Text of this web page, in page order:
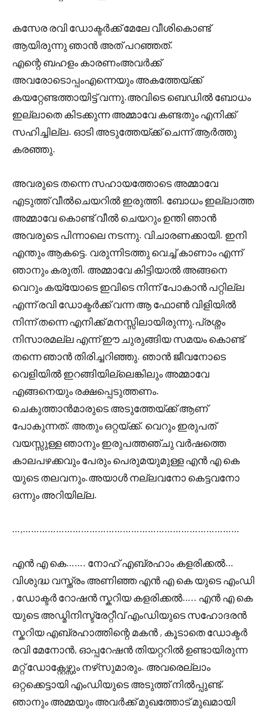
കസേര രവി ഡോക്ടർക്ക് മേലേ വീശികൊണ്ട്
ആയിരുന്നു ഞാൻ അത് പറഞ്ഞത്.
എന്റെ ബഹളം കാരണംഅവർക്ക്
അവരോടൊപ്പംഎന്നെയും അകത്തേയ്ക്ക്
കയറ്റേണ്ടത്തായിട്ട് വന്നു.അവിടെ ബെഡിൽ ബോധം
ഇല്ലാതെ കിടക്കുന്ന അമ്മാവേ കണ്ടതും എനിക്ക്
സഹിച്ചില്ല. ഓടി അടുത്തേയ്ക്ക് ചെന്ന് ആർത്തു
കരഞ്ഞു.
അവരുടെ തന്നെ സഹായത്തോടെ അമ്മാവേ
എടുത്ത് വീൽചെയറിൽ ഇരുത്തി. ബോധം ഇല്ലാത്ത
അമ്മാവേ കൊണ്ട് വീൽ ചെയറും ഉന്തി ഞാൻ
അവരുടെ പിന്നാലെ നടന്നു. വിചാരണക്കായി. ഇനി
എന്തും ആകട്ടെ. വരുന്നിടത്തു വെച്ച് കാണാം എന്ന്
ഞാനും കരുതി. അമ്മാവേ കിട്ടിയാൽ അങ്ങനെ
വെറും കയ്യോടെ ഇവിടെ നിന്ന് പോകാൻ പറ്റില്ല
എന്ന് രവി ഡോക്ടർക്ക് വന്ന ആ ഫോൺ വിളിയിൽ
നിന്ന് തന്നെ എനിക്ക് മനസ്സിലായിരുന്നു.പ്രശ്നം
നിസാരമല്ല എന്ന് ഈ ചുരുങ്ങിയ സമയം കൊണ്ട്
തന്നെ ഞാൻ തിരിച്ചറിഞ്ഞു. ഞാൻ ജീവനോടെ
വെളിയിൽ ഇറങ്ങിയില്ലെങ്കിലും അമ്മാവേ
എങ്ങനെയും രക്ഷപ്പെടുത്തണം.
ചെകുത്താൻമാരുടെ അടുത്തേയ്ക്ക് ആണ്
പോകുന്നത്. അതും ഒറ്റയ്ക്ക്. വെറും ഇരുപത്
വയസ്സുള്ള ഞാനും ഇരുപത്തഞ്ചു വർഷത്തെ
കാലപഴക്കവും പേരും പെരുമയുമുള്ള എൻ എ കെ
യുടെ തലവനും.അയാൾ നല്ലവനോ കെട്ടവനോ
ഒന്നും അറിയില്ല.
…,……………………………………………………………………
എൻ എ കെ……. നോഹ് എബ്രഹാം കളരിക്കൽ…
വിശുദ്ധ വസ്ത്രം അണിഞ്ഞ എൻ എ കെ യുടെ എംഡി
, ഡോക്ടർ റോഷൻ സ്കറിയ കളരിക്കൽ….. എൻ എ കെ
യുടെ അഡ്മിനിസ്ട്രേറ്റീവ് എംഡിയുടെ സഹോദരൻ
സ്കറിയ എബ്രഹാത്തിന്റെ മകൻ , കൂടാതെ ഡോക്ടർ
രവി മേനോൻ, ഓപ്പറേഷൻ തിയറ്ററിൽ ഉണ്ടായിരുന്ന
മറ്റ് ഡോക്റ്റേഴ്സും നഴ്‌സുമാരും. അവരെല്ലാം
ഒറ്റക്കെട്ടായി എംഡിയുടെ അടുത്ത് നിൽപ്പുണ്ട്.
ഞാനും അമ്മയും അവർക്ക് മുഖത്തോട് മുഖമായി